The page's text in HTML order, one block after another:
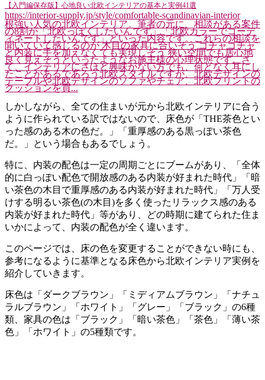
【入門編保存版】心地良い北欧インテリアの基本と実例41選
https://interior-supply.jp/style/comfortable-scandinavian-interior
根強い人気の北欧インテリア。筆者の元に、相談がある案件
の8割が「北欧っぽくしたいんです」「北欧カラーでコーデ
ィネートしたいんです」といった内容です。これらの相談を
聞いていて感じるのが 木目の家具に合いそう ゴチャゴチャ
と内装に手を加えなくても実現しそう 狭い空間でも居心地
良く見えそうといったようなお施主様の心理状態です。さ
て、インテリアにさほど興味がない方でも、何となく耳にし
たことがあるであろう北欧スタイルですが、北欧デザインの
テーブルや北欧デザインのソファやチェア、北欧プリントの
クッションを買...
しかしながら、全ての住まいが元から北欧インテリアに合う
ように作られている訳ではないので、床色が「THE茶色とい
った感のある木の色だ。」「重厚感のある黒っぽい茶色
だ。」という場合もあるでしょう。
特に、内装の配色は一定の周期ごとにブームがあり、「全体
的に白っぽい配色で開放感のある内装が好まれた時代」「暗
い茶色の木目で重厚感のある内装が好まれた時代」「万人受
けする明るい茶色(の木目)を多く使ったリラックス感のある
内装が好まれた時代」等があり、どの時期に建てられた住ま
いかによって、内装の配色が全く違います。
このページでは、床の色を変更することができない時にも、
参考になるように基準となる床色から北欧インテリア実例を
紹介していきます。
床色は「ダークブラウン」「ミディアムブラウン」「ナチュ
ラルブラウン」「ホワイト」「グレー」「ブラック」の6種
類、家具の色は「ブラック」「暗い茶色」「茶色」「薄い茶
色」「ホワイト」の5種類です。